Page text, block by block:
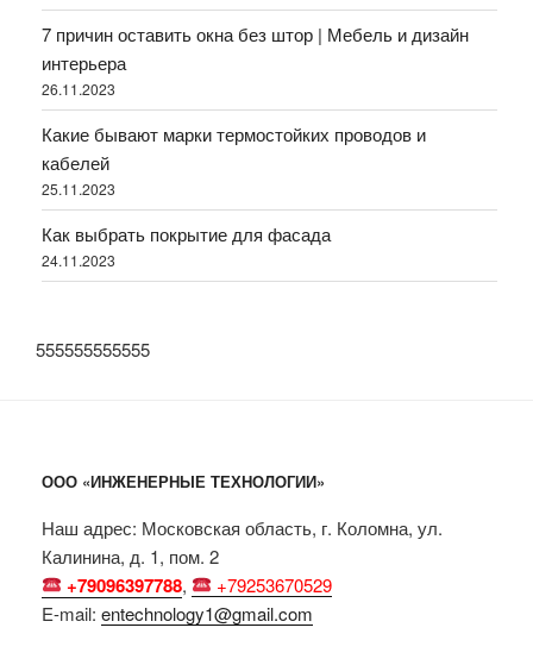
7 причин оставить окна без штор | Мебель и дизайн
интерьера
26.11.2023
Какие бывают марки термостойких проводов и
кабелей
25.11.2023
Как выбрать покрытие для фасада
24.11.2023
555555555555
ООО «ИНЖЕНЕРНЫЕ ТЕХНОЛОГИИ»
Наш адрес: Московская область, г. Коломна, ул.
Калинина, д. 1, пом. 2
+79096397788,
+79253670529
E-mail: entechnology1@gmail.com